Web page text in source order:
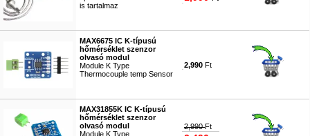
is tartalmaz
MAX6675 IC K-típusú
hőmérséklet szenzor
olvasó modul
Module K Type
Thermocouple temp Sensor
2,990 Ft
MAX31855K IC K-típusú
hőmérséklet szenzor
olvasó modul
Module K Type
2,990Ft